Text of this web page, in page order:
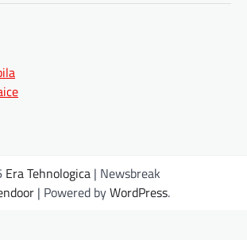
Era Tehnologica | Newsbreak
| Powered byWordPress.